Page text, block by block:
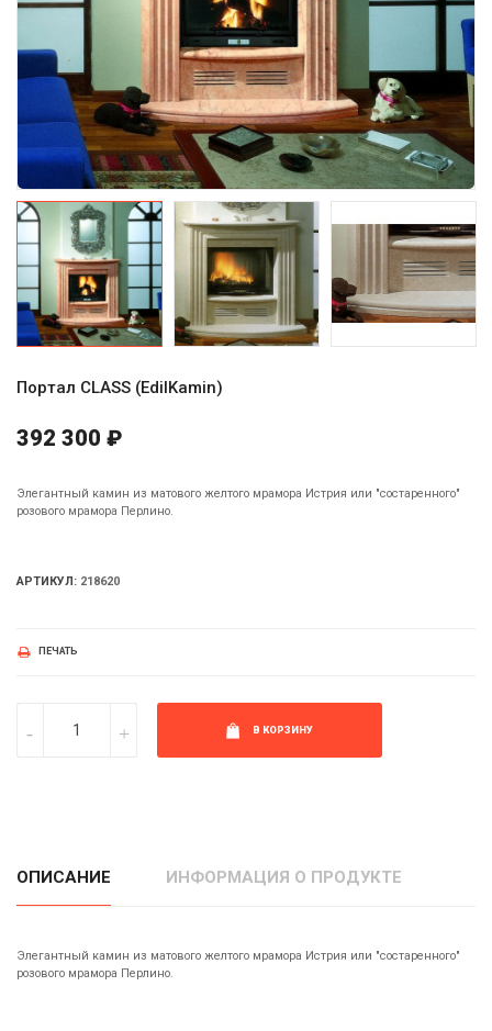
Портал CLASS (EdilKamin)
392 300 ₽
Элегантный камин из матового желтого мрамора Истрия или "состаренного"
розового мрамора Перлино.
АРТИКУЛ: 218620
ПЕЧАТЬ
В КОРЗИНУ
ОПИСАНИЕ ИНФОРМАЦИЯ О ПРОДУКТЕ
Элегантный камин из матового желтого мрамора Истрия или "состаренного"
розового мрамора Перлино.